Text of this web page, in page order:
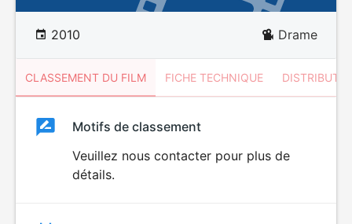
2010 Drame
CLASSEMENT DU FILM FICHE TECHNIQUE
ClassementClassement
VIOLENCE
Motifs de classement
Veuillez nous contacter pour plus de
détails.